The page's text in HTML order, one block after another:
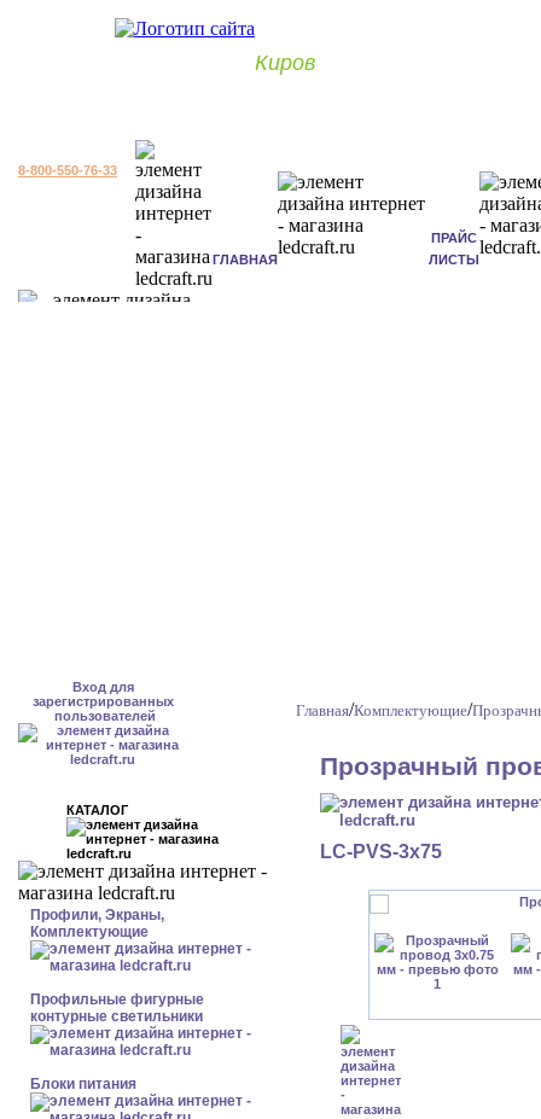
Киров
8-800-550-76-33
ГЛАВНАЯ
ПРАЙС
ЛИСТЫ
Вход для
зарегистрированных
пользователей
КАТАЛОГ
Профили, Экраны,
Комплектующие
Профильные фигурные
контурные светильники
Блоки питания
Главная/Комплектующие/
Прозрачный
LC-PVS-3x75